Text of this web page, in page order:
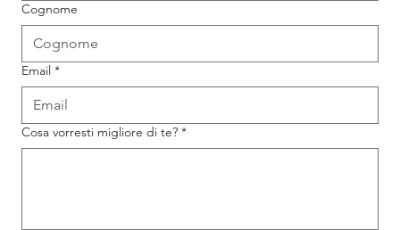
Tai Chi: l’arte lenta che rigenera
corpo, mente e cervello
Cognome
Email *
Cosa vorresti migliore di te? *